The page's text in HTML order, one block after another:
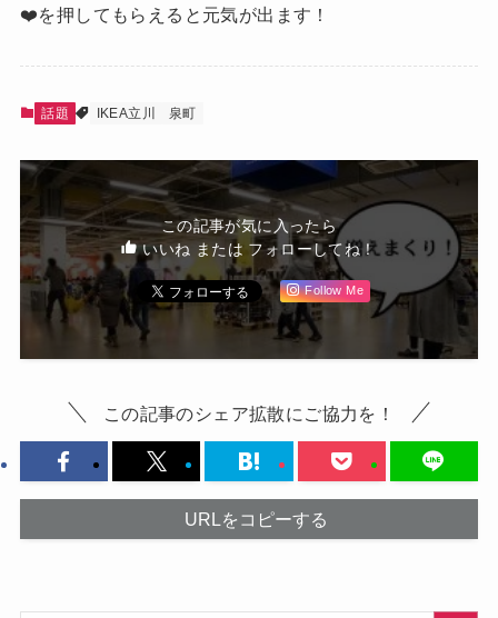
❤️を押してもらえると元気が出ます！
話題 IKEA立川 泉町
この記事が気に入ったら
いいね または フォローしてね！
Follow Me
この記事のシェア拡散にご協力を！
URLをコピーする